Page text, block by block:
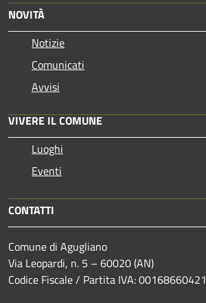
NOVITÀ
Notizie
Comunicati
Avvisi
VIVERE IL COMUNE
Luoghi
Eventi
CONTATTI
Comune di Agugliano
Via Leopardi, n. 5 – 60020 (AN)
Codice Fiscale / Partita IVA: 00168660421